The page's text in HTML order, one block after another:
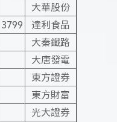
大華股份
3799
達利食品
大秦鐵路
大唐發電
東方證券
東方財富
光大證券